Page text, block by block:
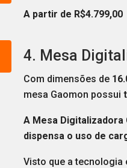
A partir de R$4.799,00
4. Mesa
Com dimensões de
mesa Gaomon possui
A Mesa Digitalizadora
dispensa o uso de
Visto que a tecnologia